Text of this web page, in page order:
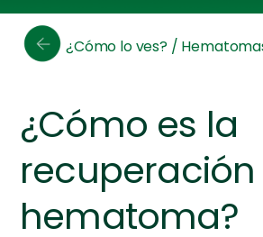
¿Cómo lo ves? /
¿Cómo es la
hematoma?